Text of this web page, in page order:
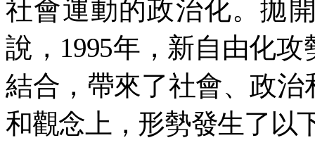
社會運動的政治化。拋
說，1995年，新自由化
結合，帶來了社會、政
和觀念上，形勢發生了以